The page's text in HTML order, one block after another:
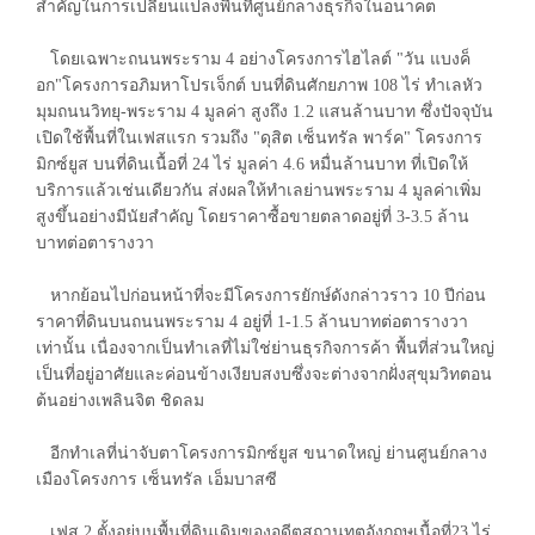
สำคัญในการเปลี่ยนแปลงพื้นที่ศูนย์กลางธุรกิจในอนาคต
โดยเฉพาะถนนพระราม 4 อย่างโครงการไฮไลต์ "วัน แบงค็
อก"โครงการอภิมหาโปรเจ็กต์ บนที่ดินศักยภาพ 108 ไร่ ทำเลหัว
มุมถนนวิทยุ-พระราม 4 มูลค่า สูงถึง 1.2 แสนล้านบาท ซึ่งปัจจุบัน
เปิดใช้พื้นที่ในเฟสแรก รวมถึง "ดุสิต เซ็นทรัล พาร์ค" โครงการ
มิกซ์ยูส บนที่ดินเนื้อที่ 24 ไร่ มูลค่า 4.6 หมื่นล้านบาท ที่เปิดให้
บริการแล้วเช่นเดียวกัน ส่งผลให้ทำเลย่านพระราม 4 มูลค่าเพิ่ม
สูงขึ้นอย่างมีนัยสำคัญ โดยราคาซื้อขายตลาดอยู่ที่ 3-3.5 ล้าน
บาทต่อตารางวา
หากย้อนไปก่อนหน้าที่จะมีโครงการยักษ์ดังกล่าวราว 10 ปีก่อน
ราคาที่ดินบนถนนพระราม 4 อยู่ที่ 1-1.5 ล้านบาทต่อตารางวา
เท่านั้น เนื่องจากเป็นทำเลที่ไม่ใช่ย่านธุรกิจการค้า พื้นที่ส่วนใหญ่
เป็นที่อยู่อาศัยและค่อนข้างเงียบสงบซึ่งจะต่างจากฝั่งสุขุมวิทตอน
ต้นอย่างเพลินจิต ชิดลม
อีกทำเลที่น่าจับตาโครงการมิกซ์ยูส ขนาดใหญ่ ย่านศูนย์กลาง
เมืองโครงการ เซ็นทรัล เอ็มบาสซี